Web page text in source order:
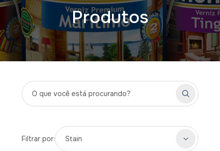
Produtos
Filtrar por: Stain